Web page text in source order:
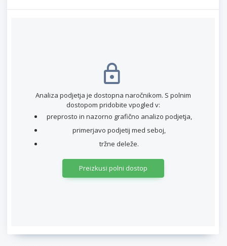
Analiza podjetja je dostopna naročnikom. S polnim
dostopom pridobite vpogled v:
preprosto in nazorno grafično analizo podjetja,
primerjavo podjetij med seboj,
tržne deleže.
Preizkusi polni dostop